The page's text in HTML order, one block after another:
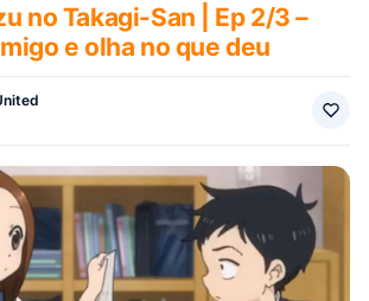
no Takagi-San | Ep 2/3 –
e olha no que deu